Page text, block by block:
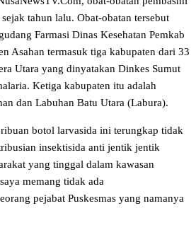
tahun lalu. Obat-obatan tersebut
Farmasi Dinas Kesehatan Pemkab
Asahan termasuk tiga kabupaten dari 33
Utara yang dinyatakan Dinkes Sumut
Ketiga kabupaten itu adalah
dan Labuhan Batu Utara (Labura).
botol larvasida ini terungkap tidak
insektisida anti jentik jentik
yang tinggal dalam kawasan
memang tidak ada
pejabat Puskesmas yang namanya